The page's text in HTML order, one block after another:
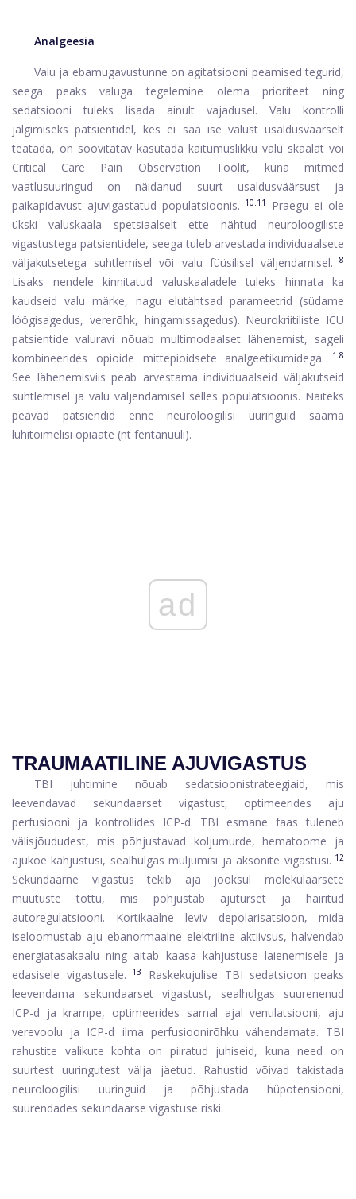
Analgeesia
Valu ja ebamugavustunne on agitatsiooni peamised tegurid,
seega peaks valuga tegelemine olema prioriteet ning
sedatsiooni tuleks lisada ainult vajadusel. Valu kontrolli
jälgimiseks patsientidel, kes ei saa ise valust usaldusväärselt
teatada, on soovitatav kasutada käitumuslikku valu skaalat või
Critical Care Pain Observation Toolit, kuna mitmed
vaatlusuuringud on näidanud suurt usaldusväärsust ja
paikapidavust ajuvigastatud populatsioonis. 10.11
Praegu ei ole
ükski valuskaala spetsiaalselt ette nähtud neuroloogiliste
vigastustega patsientidele, seega tuleb arvestada individuaalsete
väljakutsetega suhtlemisel või valu füüsilisel väljendamisel. 8
Lisaks nendele kinnitatud valuskaaladele tuleks hinnata ka
kaudseid valu märke, nagu elutähtsad parameetrid (südame
löögisagedus, vererõhk, hingamissagedus). Neurokriitiliste ICU
patsientide valuravi nõuab multimodaalset lähenemist, sageli
kombineerides opioide mittepioidsete analgeetikumidega. 1.8
See lähenemisviis peab arvestama individuaalseid väljakutseid
suhtlemisel ja valu väljendamisel selles populatsioonis. Näiteks
peavad patsiendid enne neuroloogilisi uuringuid saama
lühitoimelisi opiaate (nt fentanüüli).
ad
TRAUMAATILINE AJUVIGASTUS
TBI juhtimine nõuab sedatsioonistrateegiaid, mis
leevendavad sekundaarset vigastust, optimeerides aju
perfusiooni ja kontrollides ICP-d. TBI esmane faas tuleneb
välisjõududest, mis põhjustavad koljumurde, hematoome ja
ajukoe kahjustusi, sealhulgas muljumisi ja aksonite vigastusi. 12
Sekundaarne vigastus tekib aja jooksul molekulaarsete
muutuste tõttu, mis põhjustab ajuturset ja häiritud
autoregulatsiooni. Kortikaalne leviv depolarisatsioon, mida
iseloomustab aju ebanormaalne elektriline aktiivsus, halvendab
energiatasakaalu ning aitab kaasa kahjustuse laienemisele ja
edasisele vigastusele. 13
Raskekujulise TBI sedatsioon peaks
leevendama sekundaarset vigastust, sealhulgas suurenenud
ICP-d ja krampe, optimeerides samal ajal ventilatsiooni, aju
verevoolu ja ICP-d ilma perfusioonirõhku vähendamata. TBI
rahustite valikute kohta on piiratud juhiseid, kuna need on
suurtest uuringutest välja jäetud. Rahustid võivad takistada
neuroloogilisi uuringuid ja põhjustada hüpotensiooni,
suurendades sekundaarse vigastuse riski.